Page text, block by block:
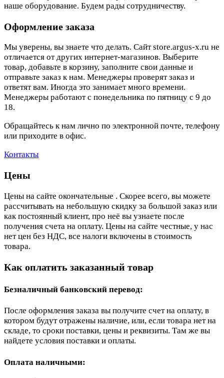
наше оборудование. Будем рады сотрудничеству.
Оформление заказа
Мы уверены, вы знаете что делать. Сайт store.argus-x.ru не
отличается от других интернет-магазинов. Выберите
товар, добавьте в корзину, заполните свои данные и
отправьте заказ к нам. Менеджеры проверят заказ и
ответят вам. Иногда это занимает много времени.
Менеджеры работают с понедельника по пятницу с 9 до
18.
Обращайтесь к нам лично по электронной почте, телефону
или приходите в офис.
Контакты
Цены
Цены на сайте окончательные . Скорее всего, вы можете
рассчитывать на небольшую скидку за большой заказ или
как постоянный клиент, про неё вы узнаете после
получения счета на оплату. Цены на сайте честные, у нас
нет цен без НДС, все налоги включены в стоимость
товара.
Как оплатить заказанный товар
Безналичный банковский перевод:
После оформления заказа вы получите счет на оплату, в
котором будут отражены наличие, или, если товара нет на
складе, то сроки поставки, цены и реквизиты. Там же вы
найдете условия поставки и оплаты.
Оплата наличными: